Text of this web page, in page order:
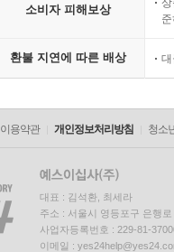
소비자 피해보상
환불 지연에 따른 배상 대
이용약관 개인정보처리방침 청소
대표 : 김석환, 최세라
주소 : 서울시 영등포구 은행
사업자등록번호 : 229-81-
이메일 :